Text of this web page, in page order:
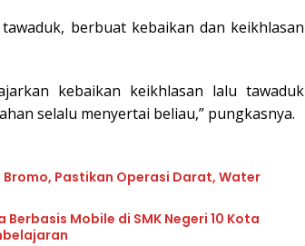
berbuat kebaikan dan keikhlasan
kebaikan keikhlasan lalu tawaduk
selalu menyertai beliau,” pungkasnya.
Pastikan Operasi Darat, Water
Mobile di SMK Negeri 10 Kota